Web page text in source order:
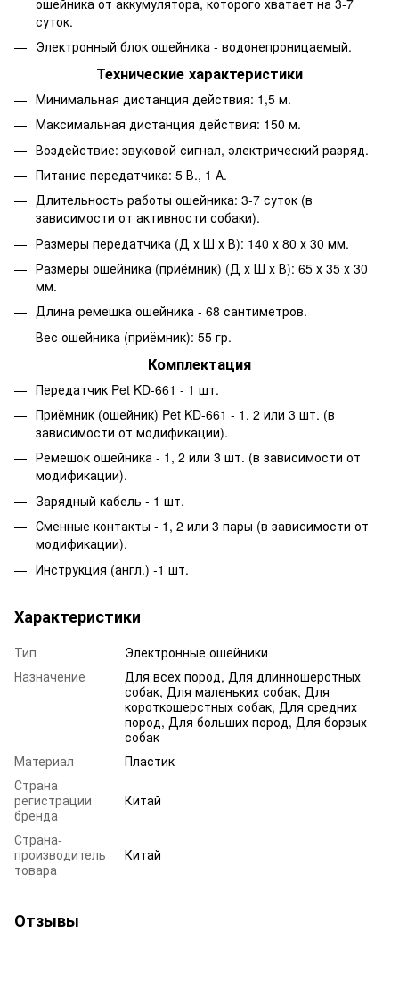
суток.
Электронный блок ошейника - водонепроницаемый.
Технические характеристики
Минимальная дистанция действия: 1,5 м.
Максимальная дистанция действия: 150 м.
Воздействие: звуковой сигнал, электрический разряд.
Питание передатчика: 5 В., 1 А.
Длительность работы ошейника: 3-7 суток (в
зависимости от активности собаки).
Размеры передатчика (Д х Ш х В): 140 х 80 х 30 мм.
Размеры ошейника (приёмник) (Д х Ш х В): 65 х 35 х 30
мм.
Длина ремешка ошейника - 68 сантиметров.
Вес ошейника (приёмник): 55 гр.
Комплектация
Передатчик Pet KD-661 - 1 шт.
Приёмник (ошейник) Pet KD-661 - 1, 2 или 3 шт. (в
зависимости от модификации).
Ремешок ошейника - 1, 2 или 3 шт. (в зависимости от
модификации).
Зарядный кабель - 1 шт.
Сменные контакты - 1, 2 или 3 пары (в зависимости от
модификации).
Инструкция (англ.) -1 шт.
Характеристики
Тип
Электронные ошейники
Назначение
Для всех пород, Для длинношерстных
собак, Для маленьких собак, Для
короткошерстных собак, Для средних
пород, Для больших пород, Для борзых
собак
Материал
Пластик
Страна
регистрации
бренда
Китай
Страна-
производитель
товара
Китай
Отзывы